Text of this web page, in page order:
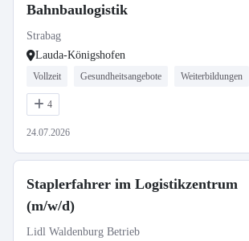
Bahnbaulogistik
Strabag
Lauda-Königshofen
Vollzeit Gesundheitsangebote Weiterbildungen
4
24.07.2026
Staplerfahrer im Logistikzentrum
(m/w/d)
Lidl Waldenburg Betrieb